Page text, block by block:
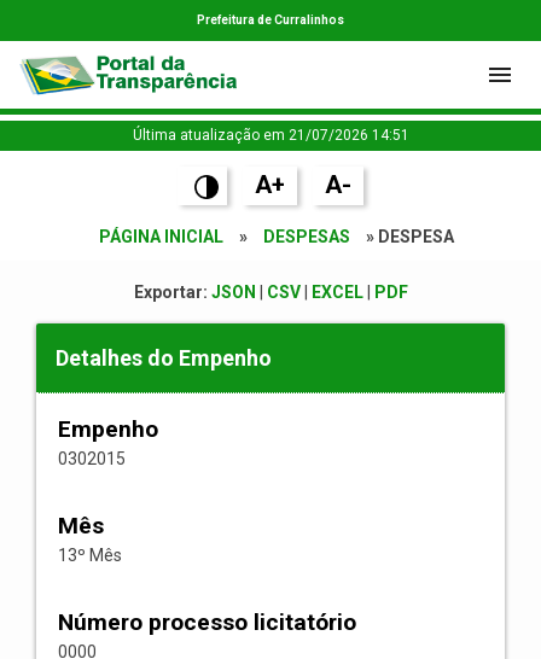
Prefeitura de Curralinhos
Última atualização em 21/07/2026 14:51
A+ A-
PÁGINA INICIAL » DESPESAS » DESPESA
Exportar: JSON CSV| EXCEL| PDF
Detalhes do Empenho
Empenho
0302015
Mês
13º Mês
Número processo licitatório
0000